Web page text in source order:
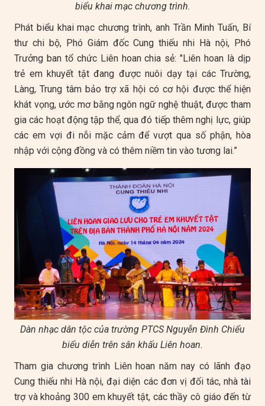
biểu khai mạc chương trình.
Phát biểu khai mạc chương trình, anh Trần Minh Tuấn, Bí
thư chi bộ, Phó Giám đốc Cung thiếu nhi Hà nội, Phó
Trưởng ban tổ chức Liên hoan chia sẻ: "Liên hoan là dịp
trẻ em khuyết tật đang được nuôi dạy tại các Trường,
Làng, Trung tâm bảo trợ xã hội có cơ hội được thể hiện
khát vọng, ước mơ bằng ngôn ngữ nghệ thuật, được tham
gia các hoạt động tập thể, qua đó tiếp thêm nghị lực, giúp
các em vợi đi nỗi mặc cảm để vượt qua số phận, hòa
nhập với cộng đồng và có thêm niềm tin vào tương lai.”
Dàn nhạc dân tộc của trường PTCS Nguyễn Đình Chiểu
biểu diễn trên sân khấu Liên hoan.
Tham gia chương trình Liên hoan năm nay có lãnh đạo
Cung thiếu nhi Hà nội, đại diện các đơn vị đối tác, nhà tài
trợ và khoảng 300 em khuyết tật, các thầy cô giáo đến từ